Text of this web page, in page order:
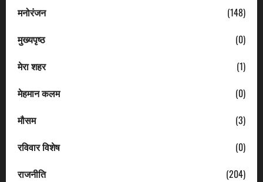
मनोरंजन
(148)
मुख्यपृष्ठ
(0)
मेरा शहर
(1)
मेहमान कलम
(0)
मौसम
(3)
रविवार विशेष
(0)
राजनीति
(204)